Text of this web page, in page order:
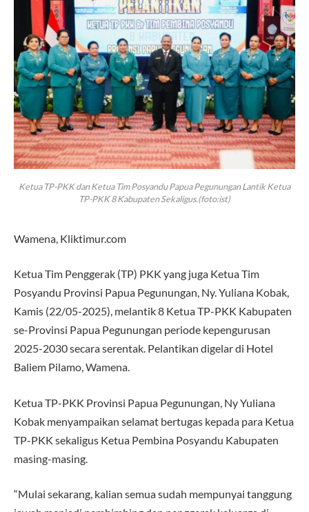
Ketua TP-PKK dan Ketua Tim Posyandu Papua Pegunungan Lantik Ketua
TP-PKK 8 Kabupaten Sekaligus.(foto:ist)
Wamena, Kliktimur.com
Ketua Tim Penggerak (TP) PKK yang juga Ketua Tim
Posyandu Provinsi Papua Pegunungan, Ny. Yuliana Kobak,
Kamis (22/05-2025), melantik 8 Ketua TP-PKK Kabupaten
se-Provinsi Papua Pegunungan periode kepengurusan
2025-2030 secara serentak. Pelantikan digelar di Hotel
Baliem Pilamo, Wamena.
Ketua TP-PKK Provinsi Papua Pegunungan, Ny Yuliana
Kobak menyampaikan selamat bertugas kepada para Ketua
TP-PKK sekaligus Ketua Pembina Posyandu Kabupaten
masing-masing.
“Mulai sekarang, kalian semua sudah mempunyai tanggung